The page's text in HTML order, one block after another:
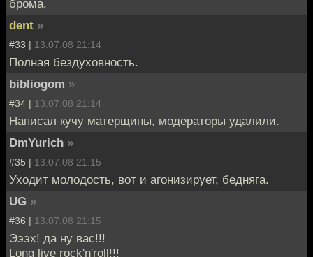
брома.
dent »
#33 | 13.07.08 21:14
Полная бездуховность.
bibliogom »
#34 | 13.07.08 21:14
Написал кучу матерщины, модераторы удалили.
DmYurich »
#35 | 13.07.08 21:15
Уходит молодость, вот и агонизирует, бедняга.
UG »
#36 | 13.07.08 21:15
Эээх! да ну вас!!!
Long live rock'n'roll!!!